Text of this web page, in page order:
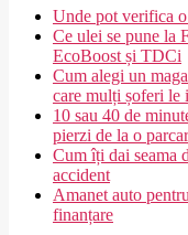
Unde pot verifica
Ce ulei se pune la
EcoBoost și TDCi
Cum alegi un
care mulți șoferi le
10 sau 40 de
pierzi de la o
Cum îți dai seama
accident
Amanet auto
finanțare